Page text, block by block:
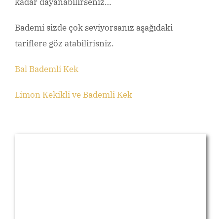
Bademi sizde çok seviyorsanız aşağıdaki
tariflere göz atabilirisniz.
Bal Bademli Kek
Limon Kekikli ve Bademli Kek